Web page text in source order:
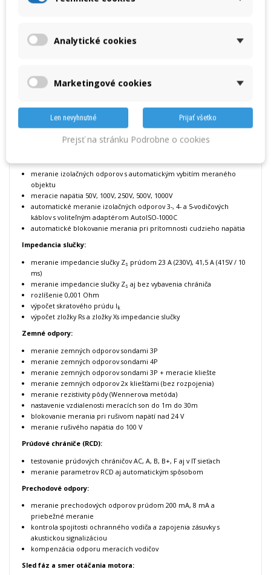
Meracie funkcie prístroja MPI-540
(podrobné parametre nájdete v katalógovom liste v pdf, vyššie)
meranie izolačných odporov s automatickým vybitím meraného
objektu
meracie napätia 50V, 100V, 250V, 500V, 1000V
automatické meranie izolačných odporov 3-, 4- a 5-vodičových
káblov s voliteľným adaptérom AutoISO-1000C
automatické blokovanie merania pri prítomnosti cudzieho napätia
Impedancia slučky:
meranie impedancie slučky Zs prúdom 23 A (230V), 41,5 A (415V / 10
ms)
meranie impedancie slučky Zs aj bez vybavenia chrániča
rozlíšenie 0,001 Ohm
výpočet skratového prúdu Ik
výpočet zložky Rs a zložky Xs impedancie slučky
Zemné odpory:
meranie zemných odporov sondami 3P
meranie zemných odporov sondami 4P
meranie zemných odporov sondami 3P + meracie kliešte
meranie zemných odporov 2x kliešťami (bez rozpojenia)
meranie rezistivity pôdy (Wennerova metóda)
nastavenie vzdialenosti meracích son do 1m do 30m
blokovanie merania pri rušivom napätí nad 24 V
meranie rušivého napätia do 100 V
Prúdové chrániče (RCD):
testovanie prúdových chráničov AC, A, B, B+, F aj v IT sieťach
meranie parametrov RCD aj automatickým spôsobom
Prechodové odpory:
meranie prechodových odporov prúdom 200 mA, 8 mA a
priebežné meranie
kontrola spojitosti ochranného vodiča a zapojenia zásuvky s
akustickou signalizáciou
kompenzácia odporu meracích vodičov
Sled fáz a smer otáčania motora:
Analytické cookies
Marketingové cookies
Len nevyhnutné Prijať všetko
Prejsť na stránku Podrobne o cookies